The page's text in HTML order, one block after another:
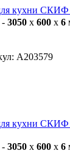
кухни
3050 x 600 x 6
А203579
кухни
3050 x 600 x 6